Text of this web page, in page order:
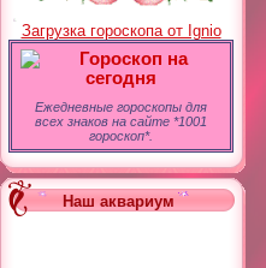
Загрузка гороскопа от Ignio
Гороскоп на
сегодня
Ежедневные гороскопы для
всех знаков на сайте *1001
гороскоп*.
Наш аквариум